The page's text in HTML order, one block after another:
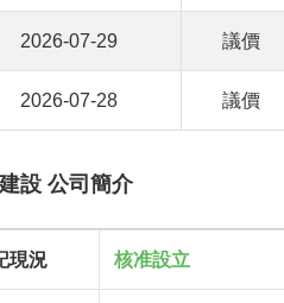
2026-07-29 議價
2026-07-28 議價
設 公司簡介
現況 核准設立